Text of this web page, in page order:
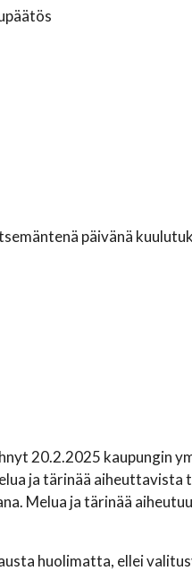
päivänä
20.2.2025 kaupungin
ja tärinää
Melua ja tärinää
huolimatta, ellei